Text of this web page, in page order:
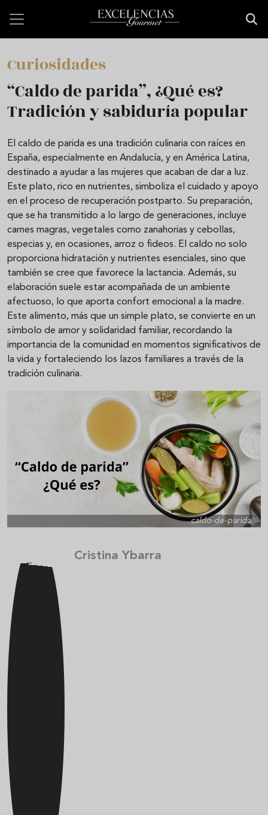
Curiosidades
“Caldo de parida”, ¿Qué es?
Tradición y sabiduría popular
El caldo de parida es una tradición culinaria con raíces en
España, especialmente en Andalucía, y en América Latina,
destinado a ayudar a las mujeres que acaban de dar a luz.
Este plato, rico en nutrientes, simboliza el cuidado y apoyo
en el proceso de recuperación postparto. Su preparación,
que se ha transmitido a lo largo de generaciones, incluye
carnes magras, vegetales como zanahorias y cebollas,
especias y, en ocasiones, arroz o fideos. El caldo no solo
proporciona hidratación y nutrientes esenciales, sino que
también se cree que favorece la lactancia. Además, su
elaboración suele estar acompañada de un ambiente
afectuoso, lo que aporta confort emocional a la madre.
Este alimento, más que un simple plato, se convierte en un
símbolo de amor y solidaridad familiar, recordando la
importancia de la comunidad en momentos significativos de
la vida y fortaleciendo los lazos familiares a través de la
tradición culinaria.
caldo-de-parida
Cristina Ybarra